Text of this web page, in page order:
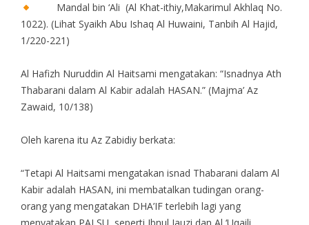
Mandal bin ‘Ali (Al Khat-ithiy,Makarimul Akhlaq No.
1022). (Lihat Syaikh Abu Ishaq Al Huwaini, Tanbih Al Hajid,
1/220-221)
Al Hafizh Nuruddin Al Haitsami mengatakan: “Isnadnya Ath
Thabarani dalam Al Kabir adalah HASAN.” (Majma’ Az
Zawaid, 10/138)
Oleh karena itu Az Zabidiy berkata:
“Tetapi Al Haitsami mengatakan isnad Thabarani dalam Al
Kabir adalah HASAN, ini membatalkan tudingan orang-
orang yang mengatakan DHA’IF terlebih lagi yang